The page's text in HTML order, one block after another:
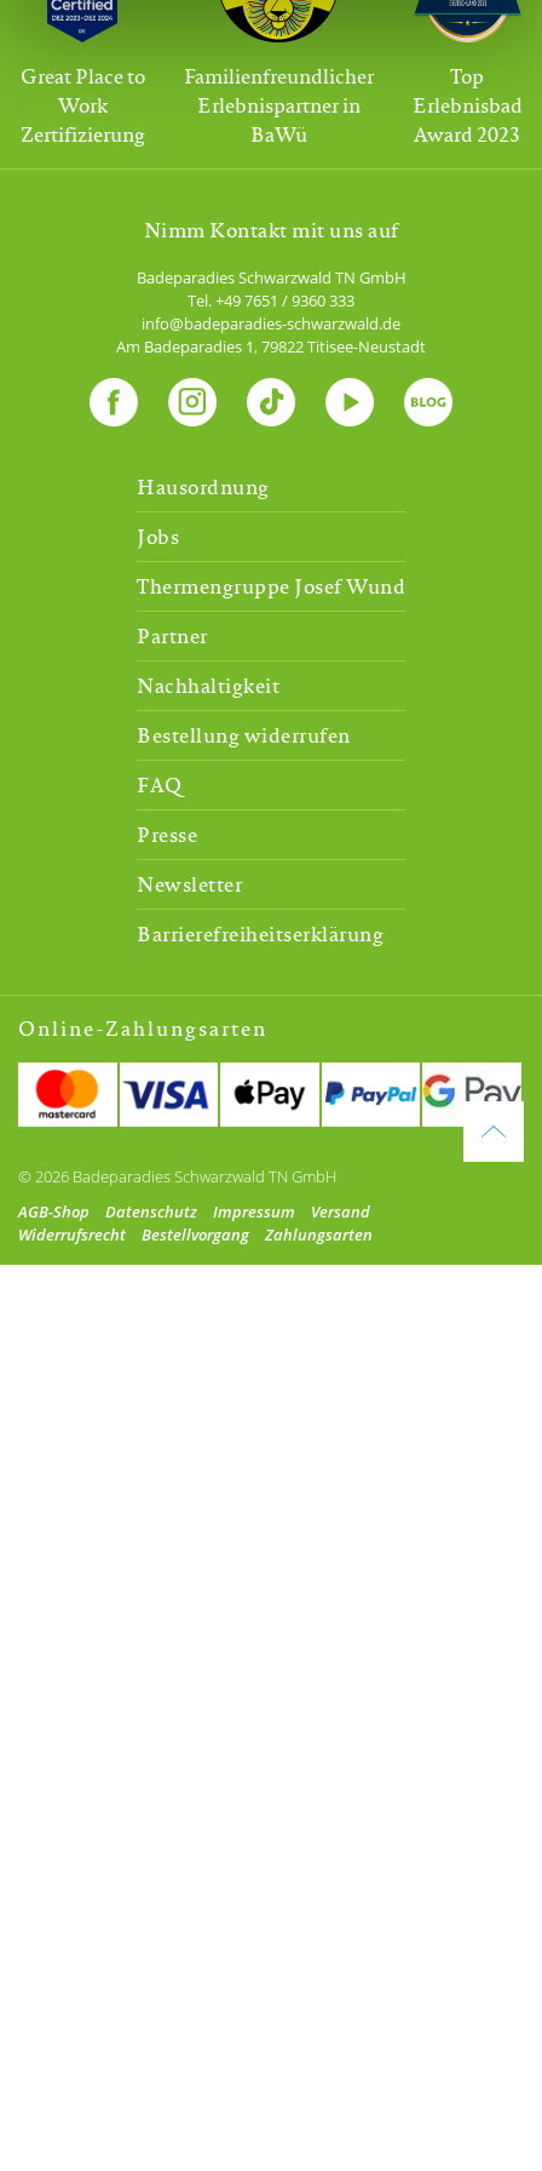
Great Place to
Work
Zertifizierung
Familienfreundlicher
Erlebnispartner in
BaWü
Top
Erlebnisbad
Award 2023
Nimm Kontakt mit uns auf
Badeparadies Schwarzwald TN GmbH
Tel.+49 7651 / 9360 333
info@badeparadies-schwarzwald.de
Am Badeparadies 1,79822Titisee-Neustadt
Hausordnung
Jobs
Thermengruppe Josef Wund
Partner
Nachhaltigkeit
Bestellung widerrufen
FAQ
Presse
Newsletter
Barrierefreiheitserklärung
Online-Zahlungsarten
© 2026 Badeparadies Schwarzwald TN GmbH
AGB-Shop
Datenschutz Impressum
Versand
Widerrufsrecht
Bestellvorgang Zahlungsarten